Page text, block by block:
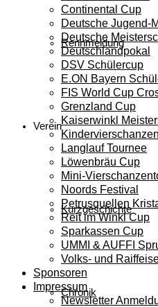
Rennmeldung
Verein
Kurzgeschichte
Chronik
Continental Cup
Deutsche Jugend-
Deutsche
Deutschlandpokal
DSV Schülercup
E.ON Bayern
FIS World Cup
Grenzland Cup
Kaiserwinkl
Langlauf Tournee
Löwenbräu Cup
Mini-
Noords Festival
Petrusquellen
Reit im Winkl Cup
Sparkassen Cup
UMMI & AUFFI
Volks- und
Sponsoren
Impressum
Newsletter